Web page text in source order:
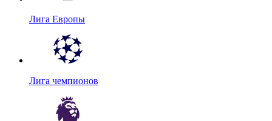
Лига Европы
Лига чемпионов